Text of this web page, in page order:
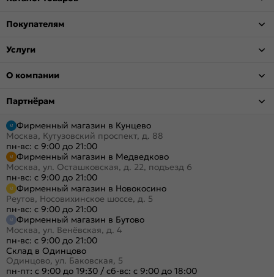
Покупателям
Услуги
О компании
Партнёрам
Фирменный магазин в Кунцево
Москва, Кутузовский проспект, д. 88
пн-вс: с 9:00 до 21:00
Фирменный магазин в Медведково
Москва, ул. Осташковская, д. 22, подъезд 6
пн-вс: с 9:00 до 21:00
Фирменный магазин в Новокосино
Реутов, Носовихинское шоссе, д. 5
пн-вс: с 9:00 до 21:00
Фирменный магазин в Бутово
Москва, ул. Венёвская, д. 4
пн-вс: с 9:00 до 21:00
Склад в Одинцово
Одинцово, ул. Баковская, 5
пн-пт: с 9:00 до 19:30 / сб-вс: с 9:00 до 18:00